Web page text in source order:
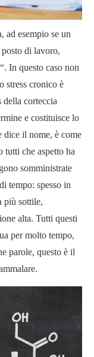
ad esempio se un
di lavoro,
“. In questo caso non
stress cronico è
della corteccia
e costituisce lo
dice il nome, è come
che aspetto ha
somministrate
tempo: spesso in
più sottile,
alta. Tutti questi
per molto tempo,
parole, questo è il